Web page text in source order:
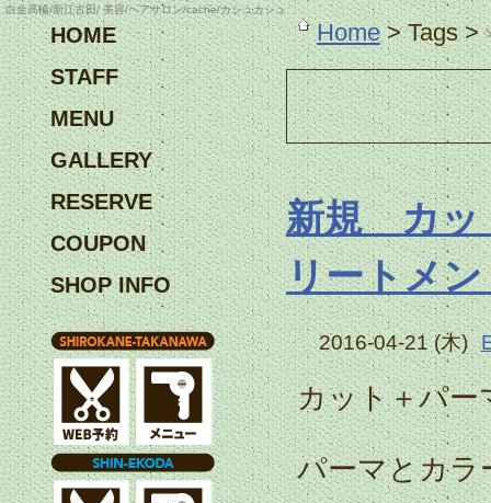
白金高輪/新江古田/ 美容/ヘアサロン/cache/カシュカシュ
Home> Tags >
新規 カッ
リートメ
2016-04-21 (木)
カット＋パー
パーマとカラ
HOME
STAFF
MENU
GALLERY
RESERVE
COUPON
SHOP INFO